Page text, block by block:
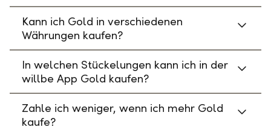
Kann ich Gold in verschiedenen
Währungen kaufen?
In welchen Stückelungen kann ich in der
willbe App Gold kaufen?
Zahle ich weniger, wenn ich mehr Gold
kaufe?